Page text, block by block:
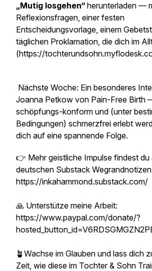
„Mutig losgehen“ herunterladen —
Reflexionsfragen, einer festen
Entscheidungsvorlage, einem
täglichen Proklamation, die dich im
(https://
Nächste Woche: Ein besonderes
Joanna Petkow von Pain-Free Birth
schöpfungs-konform und (unter
Bedingungen) schmerzfrei erlebt
dich auf eine spannende Folge.
👉 Mehr geistliche Impulse findest du
deutschen Substack
https://inkahammond.substack.com/
🙏 Unterstütze meine Arbeit:
https://www.paypal.com/donate/?
🪴Wachse im Glauben und lass dich
Zeit, wie diese im Tochter & Sohn